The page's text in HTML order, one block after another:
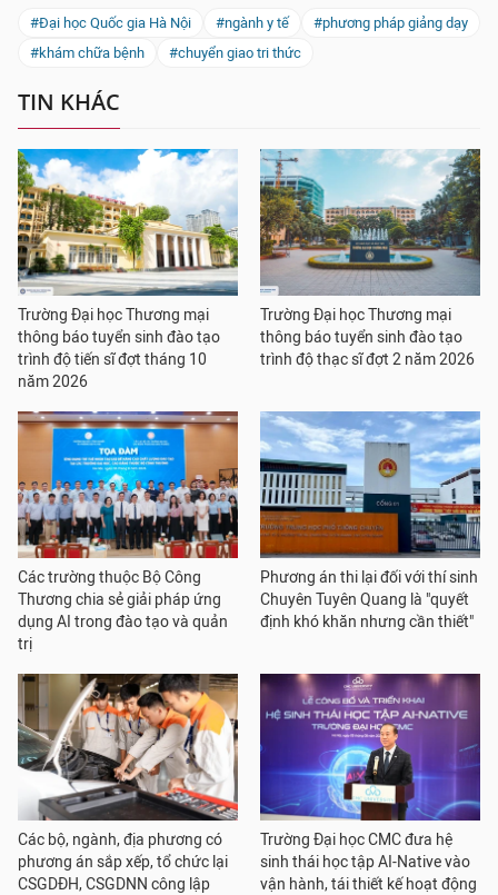
#Đại học Quốc gia Hà Nội
#ngành y tế
#phương pháp giảng dạy
#khám chữa bệnh
#chuyển giao tri thức
TIN KHÁC
Trường Đại học Thương mại
thông báo tuyển sinh đào tạo
trình độ tiến sĩ đợt tháng 10
năm 2026
Trường Đại học Thương mại
thông báo tuyển sinh đào tạo
trình độ thạc sĩ đợt 2 năm 2026
Các trường thuộc Bộ Công
Thương chia sẻ giải pháp ứng
dụng AI trong đào tạo và quản
trị
Phương án thi lại đối với thí sinh
Chuyên Tuyên Quang là "quyết
định khó khăn nhưng cần thiết"
Các bộ, ngành, địa phương có
phương án sắp xếp, tổ chức lại
CSGDĐH, CSGDNN công lập
Trường Đại học CMC đưa hệ
sinh thái học tập AI-Native vào
vận hành, tái thiết kế hoạt động